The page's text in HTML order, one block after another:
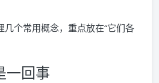
个常用概念，重点放在“它们各
一回事